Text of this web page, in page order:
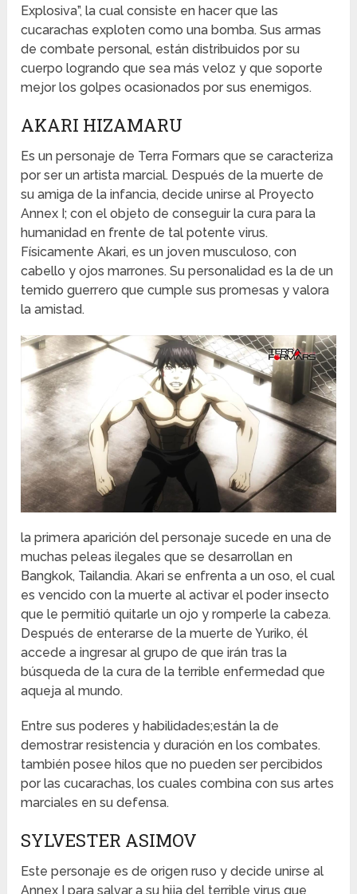
Explosiva”, la cual consiste en hacer que las
cucarachas exploten como una bomba. Sus armas
de combate personal, están distribuidos por su
cuerpo logrando que sea más veloz y que soporte
mejor los golpes ocasionados por sus enemigos.
AKARI HIZAMARU
Es un personaje de Terra Formars que se caracteriza
por ser un artista marcial. Después de la muerte de
su amiga de la infancia, decide unirse al Proyecto
Annex I; con el objeto de conseguir la cura para la
humanidad en frente de tal potente virus.
Físicamente Akari, es un joven musculoso, con
cabello y ojos marrones. Su personalidad es la de un
temido guerrero que cumple sus promesas y valora
la amistad.
la primera aparición del personaje sucede en una de
muchas peleas ilegales que se desarrollan en
Bangkok, Tailandia. Akari se enfrenta a un oso, el cual
es vencido con la muerte al activar el poder insecto
que le permitió quitarle un ojo y romperle la cabeza.
Después de enterarse de la muerte de Yuriko, él
accede a ingresar al grupo de que irán tras la
búsqueda de la cura de la terrible enfermedad que
aqueja al mundo.
Entre sus poderes y habilidades;están la de
demostrar resistencia y duración en los combates.
también posee hilos que no pueden ser percibidos
por las cucarachas, los cuales combina con sus artes
marciales en su defensa.
SYLVESTER ASIMOV
Este personaje es de origen ruso y decide unirse al
Annex I para salvar a su hija del terrible virus que